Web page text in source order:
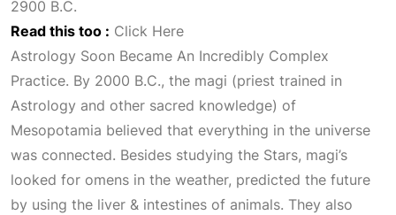
2900 B.C.
Read this too : Click Here
Astrology Soon Became An Incredibly Complex
Practice. By 2000 B.C., the magi (priest trained in
Astrology and other sacred knowledge) of
Mesopotamia believed that everything in the universe
was connected. Besides studying the Stars, magi’s
looked for omens in the weather, predicted the future
by using the liver & intestines of animals. They also